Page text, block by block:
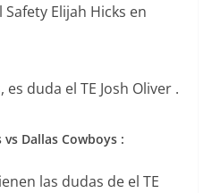
Elijah Hicks en
duda el TE Josh Oliver .
Dallas Cowboys :
las dudas de el TE